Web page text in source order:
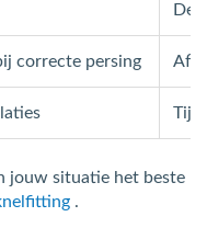
correcte persing
jouw situatie het beste
.